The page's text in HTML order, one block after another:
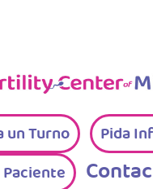
un Turno Pida